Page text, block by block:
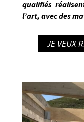
qualifiés
l’art, avec des
JE VEUX